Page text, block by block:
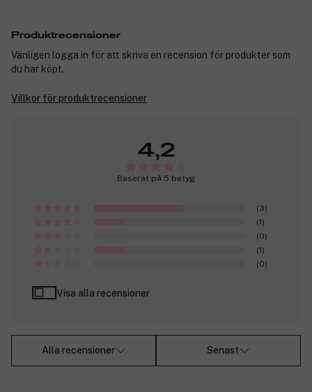
Produktrecensioner
Vänligen logga in för att skriva en recension för produkter som
du har köpt.
Villkor för produktrecensioner
4,2
Baserat på 5 betyg
(3)
(1)
(0)
(1)
(0)
Visa alla recensioner
Alla recensioner Senast